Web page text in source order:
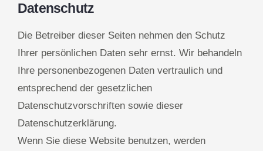
Datenschutz
Die Betreiber dieser Seiten nehmen den Schutz
Ihrer persönlichen Daten sehr ernst. Wir behandeln
Ihre personenbezogenen Daten vertraulich und
entsprechend der gesetzlichen
Datenschutzvorschriften sowie dieser
Datenschutzerklärung.
Wenn Sie diese Website benutzen, werden